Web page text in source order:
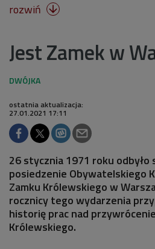
rozwiń 
Jest Zamek w
ostatnia aktualizacja:
27.01.2021 17:11
26 stycznia 1971 roku odbyło
posiedzenie Obywatelskiego
Zamku Królewskiego w
rocznicy tego wydarzenia
historię prac nad
Królewskiego.